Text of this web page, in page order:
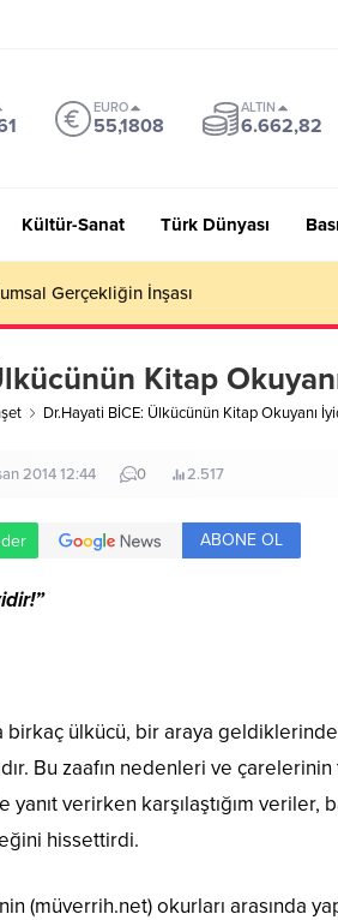
EURO
55,1808
ALTIN
6.662,82
Kültür-Sanat Türk Dünyası
Kitap
Dr.Hayati BİCE: Ülkücünün Kitap Okuyanı
2014 12:44 0 2.517
ABONE OL
birkaç ülkücü, bir araya
Bu zaafın nedenleri ve çarelerinin
verirken karşılaştığım veriler,
hissettirdi.
(müverrih.net) okurları arasında